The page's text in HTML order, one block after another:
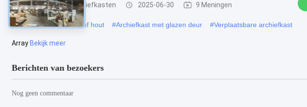
Kantoor houten archiefkasten 2025-06-30 9 Meningen
#Archiefkast van massief hout #Archiefkast met glazen deur #Verplaatsbare archiefkast
ArrayBekijk meer
Berichten van bezoekers
Nog geen commentaar